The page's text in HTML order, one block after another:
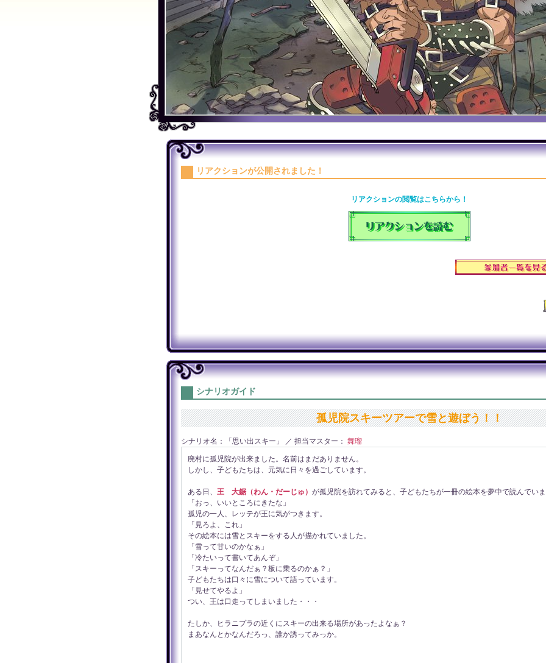
リアクションが公開されました！
リアクションの閲覧はこちらから！
シナリオガイド
孤児院スキーツアーで雪と遊ぼう！！
シナリオ名：「思い出スキー」 ／ 担当マスター： 舞瑠
廃村に孤児院が出来ました。名前はまだありません。
しかし、子どもたちは、元気に日々を過ごしています。
ある日、 王 大鋸（わん・だーじゅ） が孤児院を訪れてみると、子どもたちが一冊の絵本を夢中で読んでい
「おっ、いいところにきたな」
孤児の一人、レッテが王に気がつきます。
「見ろよ、これ」
その絵本には雪とスキーをする人が描かれていました。
「雪って甘いのかなぁ」
「冷たいって書いてあんぞ」
「スキーってなんだぁ？板に乗るのかぁ？」
子どもたちは口々に雪について語っています。
「見せてやるよ」
つい、王は口走ってしまいました・・・
たしか、ヒラニプラの近くにスキーの出来る場所があったよなぁ？
まあなんとかなんだろっ、誰か誘ってみっか。